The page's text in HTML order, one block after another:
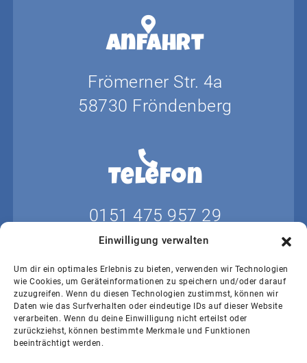
Einwilligung verwalten
Um dir ein optimales Erlebnis zu bieten, verwenden wir Technologien
wie Cookies, um Geräteinformationen zu speichern und/oder darauf
zuzugreifen. Wenn du diesen Technologien zustimmst, können wir
Daten wie das Surfverhalten oder eindeutige IDs auf dieser Website
verarbeiten. Wenn du deine Einwilligung nicht erteilst oder
zurückziehst, können bestimmte Merkmale und Funktionen
beeinträchtigt werden.
Anfahrt
Frömerner Str. 4a
58730 Fröndenberg
Telefon
0151 475 957 29
E-mail
info@kw-hollmann.de